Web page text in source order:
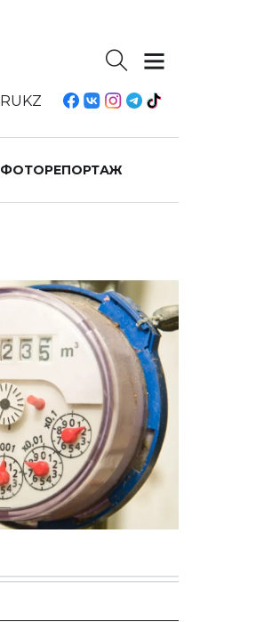
RUKZ
ФОТОРЕПОРТАЖ